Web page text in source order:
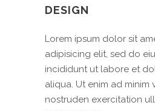
DESIGN
Lorem ipsum dolor sit
adipisicing elit, sed do
incididunt ut labore et
aliqua. Ut enim ad minim
nostruden exercitation